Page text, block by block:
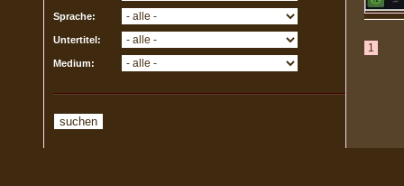
Sprache:
Untertitel:
Medium:
1